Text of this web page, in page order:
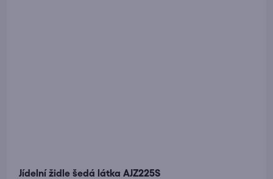
Jídelní židle šedá látka AJZ225S